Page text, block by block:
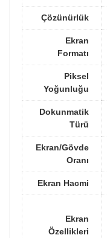
Çözünürlük
Ekran
Formatı
Piksel
Yoğunluğu
Dokunmatik
Türü
Ekran/Gövde
Oranı
Ekran Hacmi
Ekran
Özellikleri